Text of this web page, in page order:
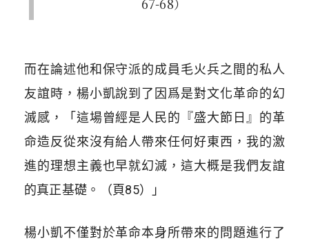
而在論述他和保守派的成員毛火兵之間的私人
友誼時，楊小凱說到了因爲是對文化革命的幻
滅感，「這場曾經是人民的『盛大節日』的革
命造反從來沒有給人帶來任何好東西，我的激
進的理想主義也早就幻滅，這大概是我們友誼
的真正基礎。（頁85）」
楊小凱不僅對於革命本身所帶來的問題進行了